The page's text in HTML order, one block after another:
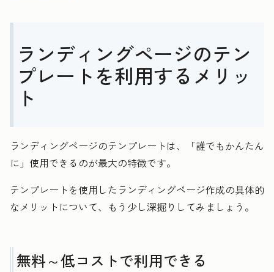
ランディングページのテン
プレートを利用するメリッ
ト
ランディングページのテンプレートは、「誰でもかんたん
に」使用できるのが最大の特徴です。
テンプレートを使用したランディングページ作成の具体的
なメリットについて、もう少し深掘りしてみましょう。
無料～低コストで利用できる